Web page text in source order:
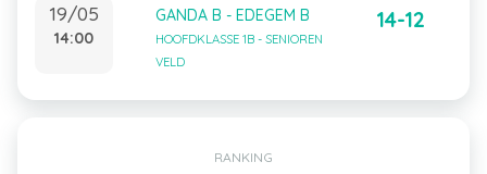
19/05
14:00
GANDA B - EDEGEM B
HOOFDKLASSE 1B - SENIOREN
VELD
14-12
RANKING